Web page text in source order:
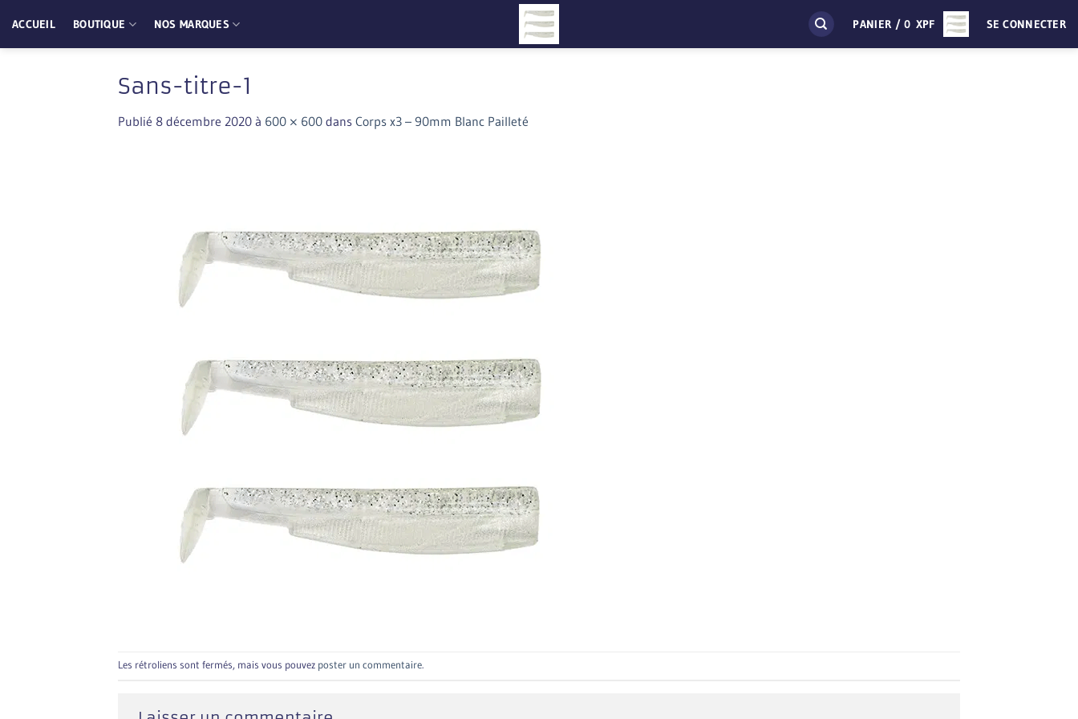
au
contenu
ACCUEIL BOUTIQUE NOS MARQUES PANIER /0 XPF SE CONNECTER
Sans-titre-1
Publié 8 décembre 2020 à 600 × 600 dans Corps x3 – 90mm Blanc Pailleté
Les rétroliens sont fermés, mais vous pouvez poster un commentaire.